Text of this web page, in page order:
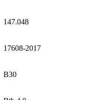
147.048
17608-2017
B30